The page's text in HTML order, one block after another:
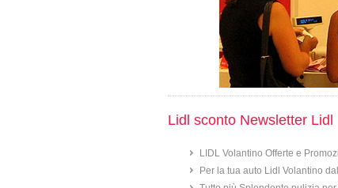
Lidl sconto Newsletter Lidl
LIDL Volantino Offerte e
Per la tua auto Lidl Volantino